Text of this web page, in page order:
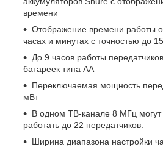
времени
Отображение времени работы
часах и минутах с точностью до
До 9 часов работы
батареек типа AA
Переключаемая мощность
мВт
В одном ТВ-канале 8 МГц
работать до 22 передатчиков.
Ширина диапазона настройки